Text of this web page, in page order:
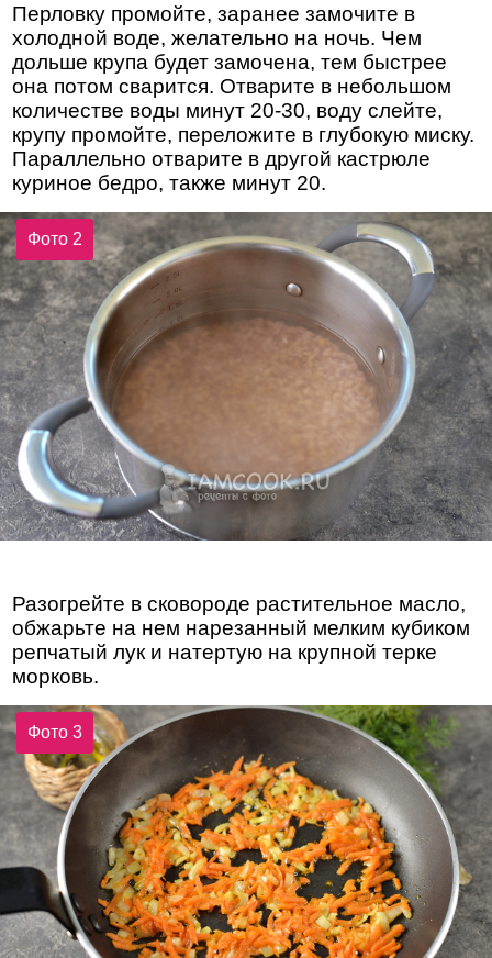
Перловку промойте, заранее замочите в
холодной воде, желательно на ночь. Чем
дольше крупа будет замочена, тем быстрее
она потом сварится. Отварите в небольшом
количестве воды минут 20-30, воду слейте,
крупу промойте, переложите в глубокую миску.
Параллельно отварите в другой кастрюле
куриное бедро, также минут 20.
Фото 2
Разогрейте в сковороде растительное масло,
обжарьте на нем нарезанный мелким кубиком
репчатый лук и натертую на крупной терке
морковь.
Фото 3